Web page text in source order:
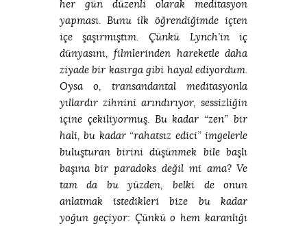
her gün düzenli olarak meditasyon
yapması. Bunu ilk öğrendiğimde içten
içe şaşırmıştım. Çünkü Lynch’in iç
dünyasını, filmlerinden hareketle daha
ziyade bir kasırga gibi hayal ediyordum.
Oysa o, transandantal meditasyonla
yıllardır zihnini arındırıyor, sessizliğin
içine çekiliyormuş. Bu kadar “zen” bir
hali, bu kadar “rahatsız edici” imgelerle
buluşturan birini düşünmek bile başlı
başına bir paradoks değil mi ama? Ve
tam da bu yüzden, belki de onun
anlatmak istedikleri bize bu kadar
yoğun geçiyor: Çünkü o hem karanlığı